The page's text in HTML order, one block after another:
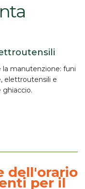
la manutenzione: funi
elettroutensili e
ghiaccio.
dell'orario
per il